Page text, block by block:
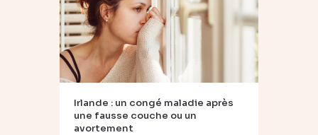
Irlande : un congé maladie après
une fausse couche ou un
avortement